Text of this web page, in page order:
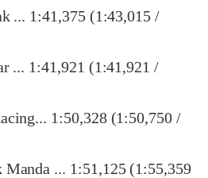
... 1:41,375 (1:43,015 /
... 1:41,921 (1:41,921 /
1:50,328 (1:50,750 /
... 1:51,125 (1:55,359